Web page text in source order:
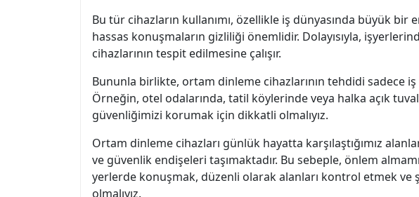
Bu tür cihazların kullanımı, özellikle iş dünyasında büyük
hassas konuşmaların gizliliği önemlidir. Dolayısıyla,
cihazlarının tespit edilmesine çalışır.
Bununla birlikte, ortam dinleme cihazlarının tehdidi sadece iş
Örneğin, otel odalarında, tatil köylerinde veya halka açık
güvenliğimizi korumak için dikkatli olmalıyız.
Ortam dinleme cihazları günlük hayatta karşılaştığımız
ve güvenlik endişeleri taşımaktadır. Bu sebeple, önlem
yerlerde konuşmak, düzenli olarak alanları kontrol etmek
olmalıyız.